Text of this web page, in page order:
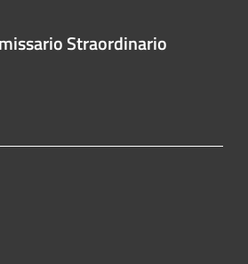
Straordinario